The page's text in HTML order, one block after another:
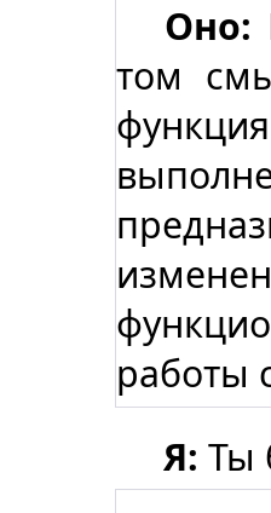
Оно:
том
работы
Я: Ты